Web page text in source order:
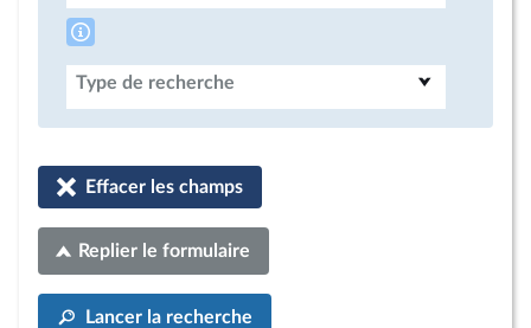
Type de recherche
Effacer les champs
Replier le formulaire
Lancer la recherche